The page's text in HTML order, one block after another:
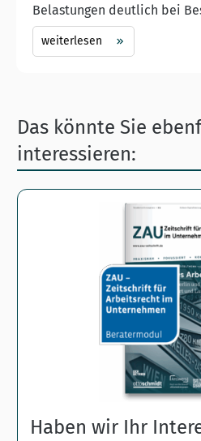
Belastungen deutlich bei
weiterlesen
Das könnte Sie
interessieren:
Haben wir Ihr